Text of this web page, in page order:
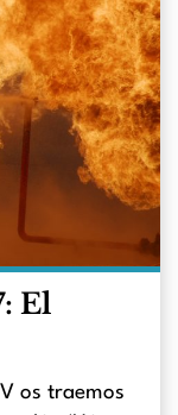
El
os traemos